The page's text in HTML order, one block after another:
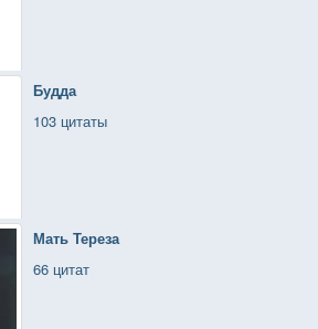
Будда
103 цитаты
Мать Тереза
66 цитат